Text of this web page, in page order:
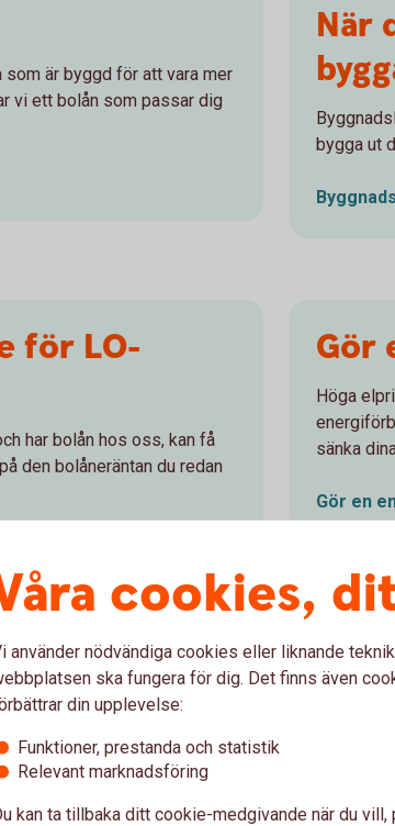
är byggd för att vara mer
vi ett bolån som passar dig
När
bygga ut
för LO-
har bolån hos oss, kan få
den bolåneräntan du redan
ett
Gör
Höga
sänka
Gör en
vill köpa
har kvar sitt vanliga jobb,
på landet. Våra rådgivare
cookies,
använder nödvändiga cookies eller liknande
ska fungera för dig. Det finns även
din upplevelse:
Funktioner, prestanda och statistik
Relevant marknadsföring
kan ta tillbaka ditt cookie-medgivande när du